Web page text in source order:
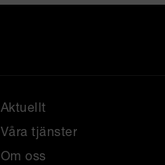
Aktuellt
Våra tjänster
Om oss